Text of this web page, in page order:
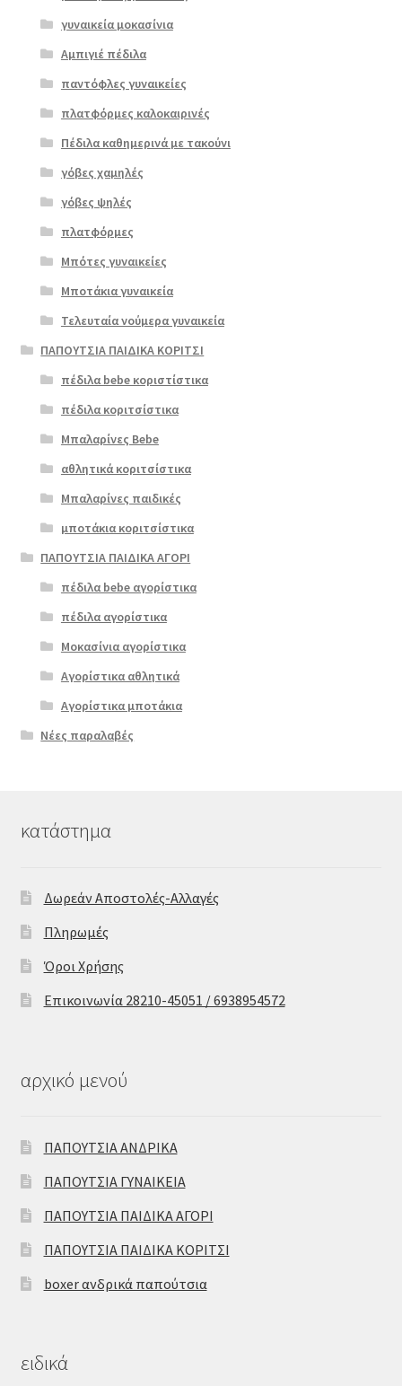
γή
γυναικεία μοκασίνια
Αμπιγιέ πέδιλα
παντόφλες γυναικείες
πλατφόρμες καλοκαιρινές
Πέδιλα καθημερινά με τακούνι
γόβες χαμηλές
γόβες ψηλές
πλατφόρμες
Μπότες γυναικείες
Μποτάκια γυναικεία
Τελευταία νούμερα γυναικεία
ΠΑΠΟΥΤΣΙΑ ΠΑΙΔΙΚΑ ΚΟΡΙΤΣΙ
πέδιλα bebe κοριστίστικα
πέδιλα κοριτσίστικα
Μπαλαρίνες Bebe
αθλητικά κοριτσίστικα
Μπαλαρίνες παιδικές
μποτάκια κοριτσίστικα
ΠΑΠΟΥΤΣΙΑ ΠΑΙΔΙΚΑ ΑΓΟΡΙ
πέδιλα bebe αγορίστικα
πέδιλα αγορίστικα
Μοκασίνια αγορίστικα
Αγορίστικα αθλητικά
Αγορίστικα μποτάκια
Νέες παραλαβές
κατάστημα
Δωρεάν Αποστολές-Αλλαγές
Πληρωμές
Όροι Χρήσης
Επικοινωνία 28210-45051 / 6938954572
αρχικό μενού
ΠΑΠΟΥΤΣΙΑ ΑΝΔΡΙΚΑ
ΠΑΠΟΥΤΣΙΑ ΓΥΝΑΙΚΕΙΑ
ΠΑΠΟΥΤΣΙΑ ΠΑΙΔΙΚΑ ΑΓΟΡΙ
ΠΑΠΟΥΤΣΙΑ ΠΑΙΔΙΚΑ ΚΟΡΙΤΣΙ
boxer ανδρικά παπούτσια
ειδικά